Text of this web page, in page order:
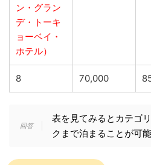
ン・グラン
デ・トーキ
ョーベイ・
ホテル）
8 70,000
表を見てみるとカテゴ
クまで泊まることが可能